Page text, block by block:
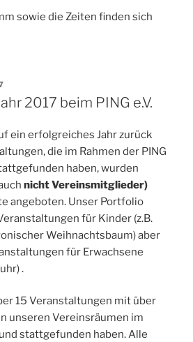
sowie die Zeiten finden sich
2017 beim PING e.V.
ein erfolgreiches Jahr zurück
die im Rahmen der PING
haben, wurden
nicht Vereinsmitglieder)
angeboten. Unser Portfolio
für Kinder (z.B.
Weihnachtsbaum) aber
für Erwachsene
.
15 Veranstaltungen mit über
unseren Vereinsräumen im
stattgefunden haben. Alle